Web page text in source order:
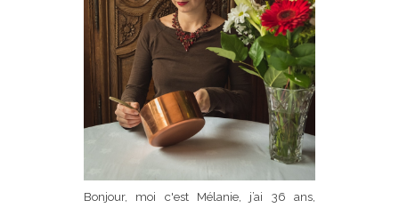
Bonjour, moi c'est Mélanie, j’ai 36 ans,